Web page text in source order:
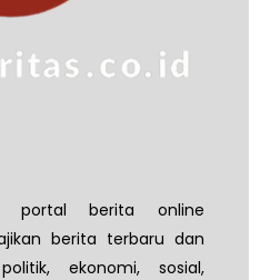
portal berita online
berita terbaru dan
ekonomi, sosial,